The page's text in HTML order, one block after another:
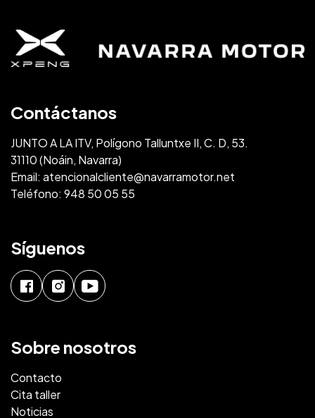
Contáctanos
JUNTO A LA ITV, Polígono Talluntxe II, C. D, 53.
31110 (Noáin, Navarra)
Email: atencionalcliente@navarramotor.net
Teléfono: 948 50 05 55
Síguenos
Sobre nosotros
Contacto
Cita taller
Noticias